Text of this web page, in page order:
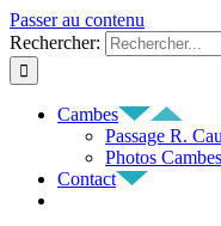
Passer au contenu
Rechercher:
Cambes
Passage R.
Photos Cambes
Contact